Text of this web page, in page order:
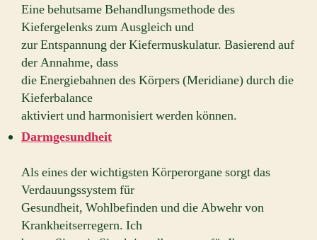
Eine behutsame Behandlungsmethode des
Kiefergelenks zum Ausgleich und
zur Entspannung der Kiefermuskulatur. Basierend auf
der Annahme, dass
die Energiebahnen des Körpers (Meridiane) durch die
Kieferbalance
aktiviert und harmonisiert werden können.
Darmgesundheit
Als eines der wichtigsten Körperorgane sorgt das
Verdauungssystem für
Gesundheit, Wohlbefinden und die Abwehr von
Krankheitserregern. Ich